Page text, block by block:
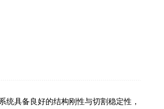
具备良好的结构刚性与切割稳定性，